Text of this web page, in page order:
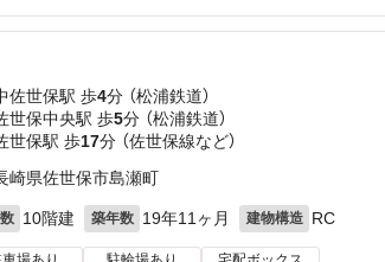
佐世保駅 歩4分 （松浦鉄道）
世保中央駅 歩5分 （松浦鉄道）
世保駅 歩17分 （佐世保線など）
崎県佐世保市島瀬町
10階建 築年数 19年11ヶ月 建物構造 RC